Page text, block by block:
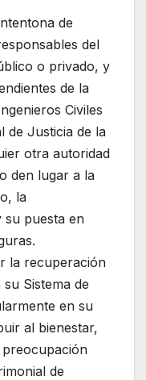
de
del
o privado, y
de la
Civiles
de Justicia de la
otra autoridad
den lugar a la
la
su puesta en
la recuperación
Sistema de
en su
al bienestar,
de